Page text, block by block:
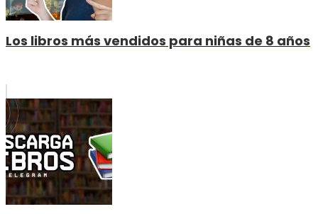
Los libros más vendidos para niñas de 8 años